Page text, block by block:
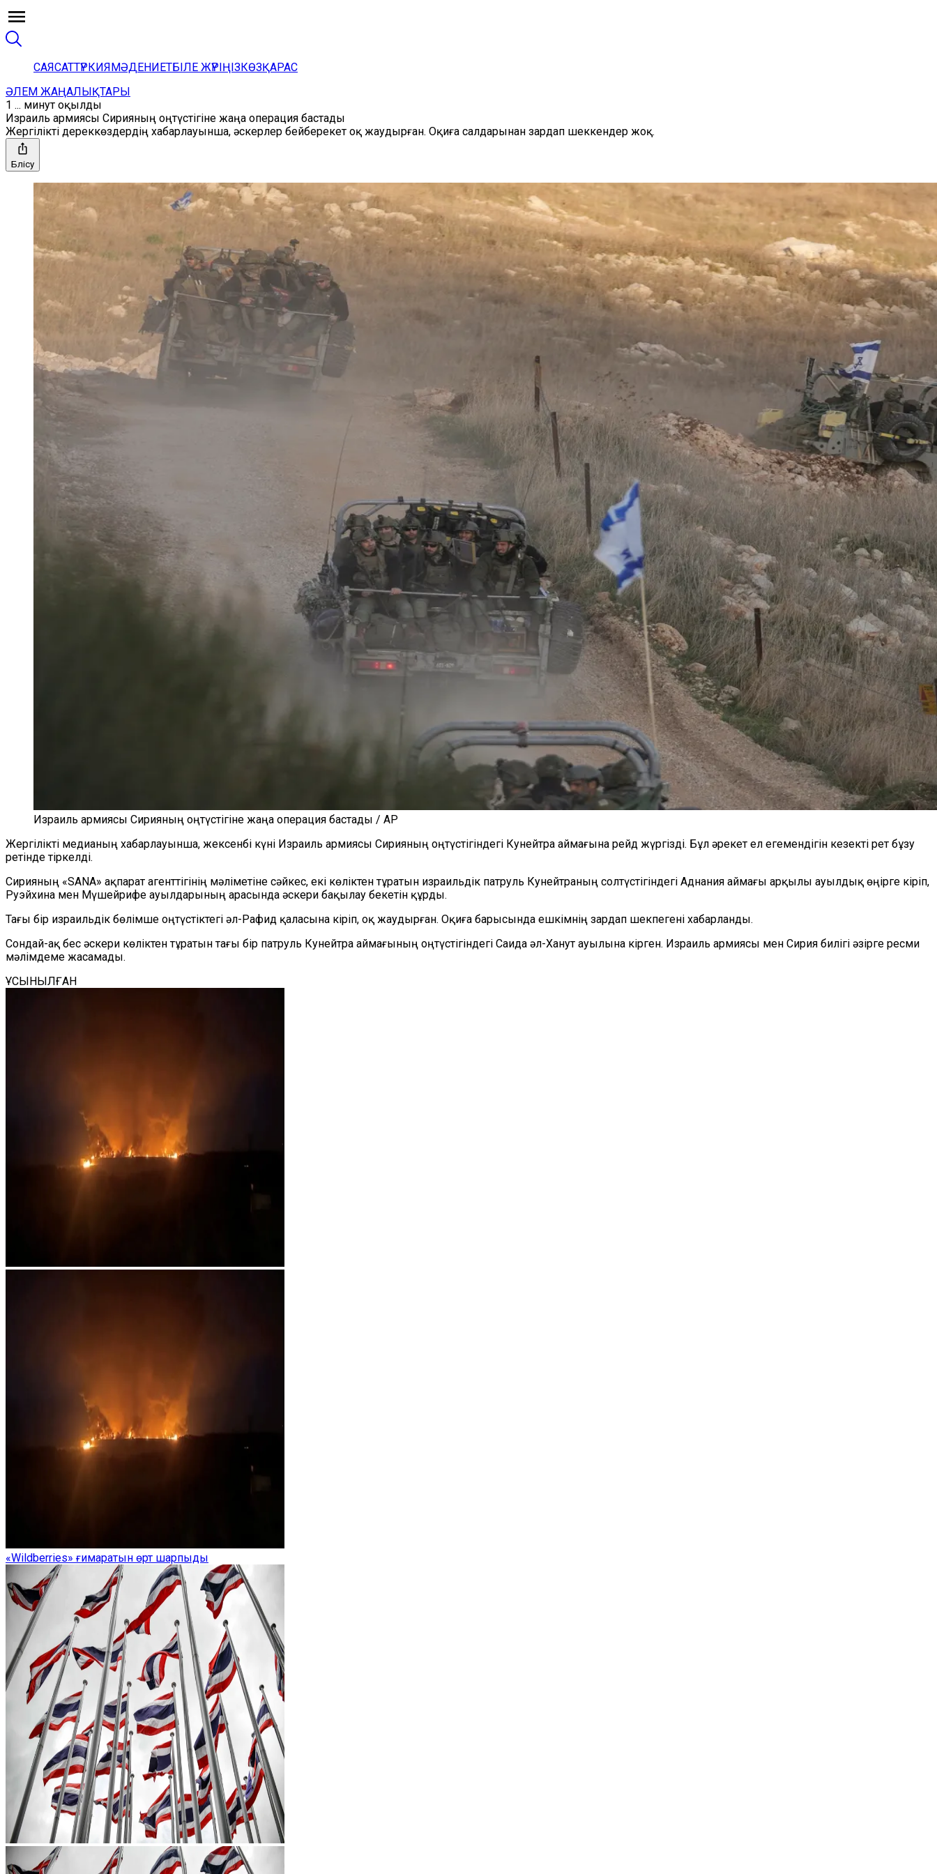
САЯСАТТҮРКИЯМӘДЕНИЕТБІЛЕ ЖҮРІҢІЗКӨЗҚАРАС
ӘЛЕМ ЖАҢАЛЫҚТАРЫ
1 ... минут оқылды
Израиль армиясы Сирияның оңтүстігіне жаңа операция бастады
Жергілікті дереккөздердің хабарлауынша, әскерлер бейберекет оқ жаудырған. Оқиға салдарынан зардап шеккендер жоқ.
Бөлісу
Израиль армиясы Сирияның оңтүстігіне жаңа операция бастады / AP
Жергілікті медианың хабарлауынша, жексенбі күні Израиль армиясы Сирияның оңтүстігіндегі Кунейтра аймағына рейд жүргізді. Бұл әрекет ел егемендігін кезекті рет бұзу
ретінде тіркелді.
Сирияның «SANA» ақпарат агенттігінің мәліметіне сәйкес, екі көліктен тұратын израильдік патруль Кунейтраның солтүстігіндегі Аднания аймағы арқылы ауылдық өңірге кіріп,
Руэйхина мен Мүшейрифе ауылдарының арасында әскери бақылау бекетін құрды.
Тағы бір израильдік бөлімше оңтүстіктегі әл-Рафид қаласына кіріп, оқ жаудырған. Оқиға барысында ешкімнің зардап шекпегені хабарланды.
Сондай-ақ бес әскери көліктен тұратын тағы бір патруль Кунейтра аймағының оңтүстігіндегі Саида әл-Ханут ауылына кірген. Израиль армиясы мен Сирия билігі әзірге ресми
мәлімдеме жасамады.
ҰСЫНЫЛҒАН
«Wildberries» ғимаратын өрт шарпыды